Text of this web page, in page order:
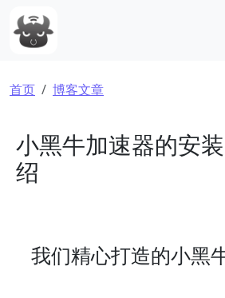
面包屑
首页 博客文章
小黑牛加速器的安
绍
我们精心打造的小黑